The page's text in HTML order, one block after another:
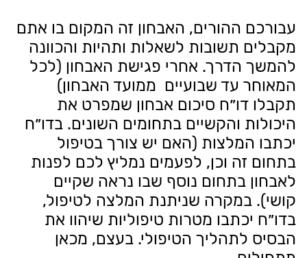
עבורכם ההורים, האבחון זה המקום בו אתם
מקבלים תשובות לשאלות ותהיות והכוונה
להמשך הדרך. אחרי פגישת האבחון (לכל
המאוחר עד שבועיים ממועד האבחון)
תקבלו דו״ח סיכום אבחון שמפרט את
היכולות והקשיים בתחומים השונים. בדו״ח
יכתבו המלצות (האם יש צורך בטיפול
בתחום זה וכן, לפעמים נמליץ לכם לפנות
לאבחון בתחום נוסף שבו נראה שקיים
קושי). במקרה שניתנת המלצה לטיפול,
בדו״ח יכתבו מטרות טיפוליות שיהוו את
הבסיס לתהליך הטיפולי. בעצם, מכאן